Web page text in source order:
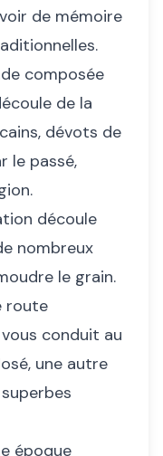
de mémoire
composée
de la
dévots de
le passé,
découle
nombreux
le grain.
route
conduit au
une autre
époque